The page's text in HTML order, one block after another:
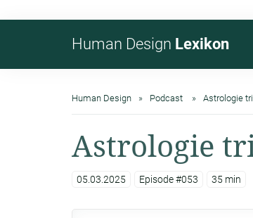
Human Design Lexikon
Human Design Podcast Astrologie
Astrologie
05.03.2025 Episode #053 35 min